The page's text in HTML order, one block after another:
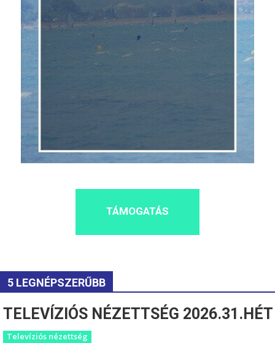
TÁMOGATÁS
5 LEGNÉPSZERŰBB
TELEVÍZIÓS NÉZETTSÉG 2026.31.HÉT
Televíziós nézettség